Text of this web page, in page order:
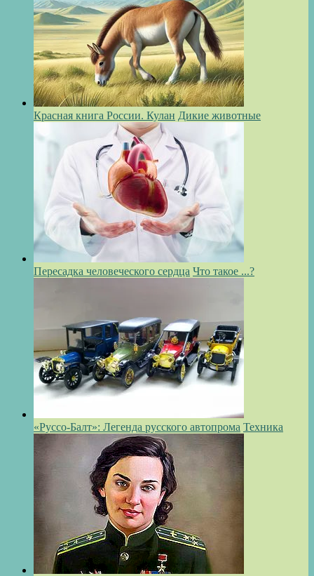
Красная книга России. Кулан Дикие животные
Пересадка человеческого сердца Что такое ...?
«Руссо-Балт»: Легенда русского автопрома Техника